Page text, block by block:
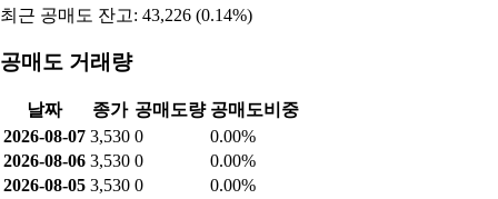
최근 공매도 잔고: 43,226 (0.14%)
공매도 거래량
날짜 종가 공매도량 공매도비중
2026-08-07 3,530 0
0.00%
2026-08-06 3,530 0
0.00%
2026-08-05 3,530 0
0.00%